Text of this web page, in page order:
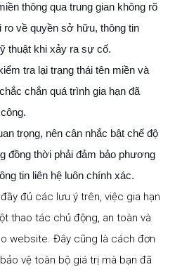
thông qua trung gian không rõ
ro về quyền sở hữu, thông tin
thuật khi xảy ra sự cố.
tra lại trạng thái tên miền và
chắn quá trình gia hạn đã
trọng, nên cân nhắc bật chế độ
đồng thời phải đảm bảo phương
tin liên hệ luôn chính xác.
đủ các lưu ý trên, việc gia hạn
thao tác chủ động, an toàn và
website. Đây cũng là cách đơn
vệ toàn bộ giá trị mà bạn đã